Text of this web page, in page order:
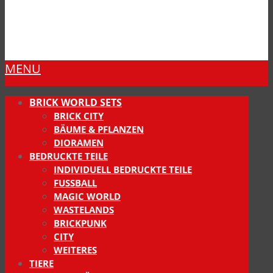
MENU
BRICK WORLD SETS
BRICK CITY
BÄUME & PFLANZEN
DIORAMEN
BEDRUCKTE TEILE
INDIVIDUELL BEDRUCKTE TEILE
FUSSBALL
MAGIC WORLD
WASTELANDS
BRICKPUNK
CITY
WEITERES
TIERE